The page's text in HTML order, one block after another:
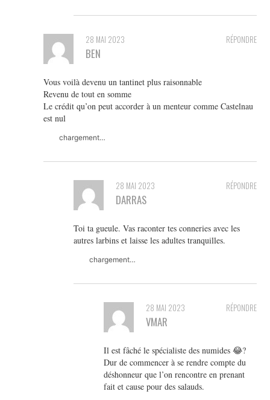
RÉPONDRE
28 MAI 2023
BEN
Vous voilà devenu un tantinet plus raisonnable
Revenu de tout en somme
Le crédit qu’on peut accorder à un menteur comme Castelnau
est nul
chargement…
RÉPONDRE
28 MAI 2023
DARRAS
Toi ta gueule. Vas raconter tes conneries avec les
autres larbins et laisse les adultes tranquilles.
chargement…
RÉPONDRE
28 MAI 2023
VMAR
Il est fâché le spécialiste des numides 😂?
Dur de commencer à se rendre compte du
déshonneur que l’on rencontre en prenant
fait et cause pour des salauds.